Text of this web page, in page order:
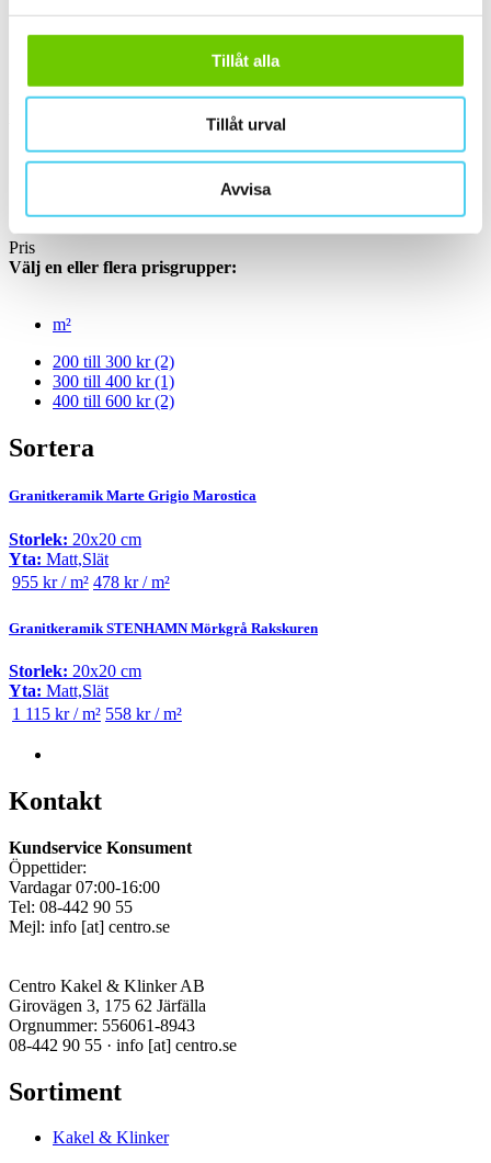
Tillåt alla
Tillåt urval
Avvisa
Välj önskad kant på plattan:
Rakskuren(1)
Pris
Välj en eller flera prisgrupper:
m²
200 till 300 kr(2)
300 till 400 kr(1)
400 till 600 kr(2)
Sortera
Granitkeramik Marte Grigio Marostica
Storlek: 20x20 cm
Yta: Matt,Slät
955 kr / m² 478 kr / m²
Granitkeramik STENHAMN Mörkgrå Rakskuren
Storlek: 20x20 cm
Yta: Matt,Slät
1 115 kr / m² 558 kr / m²
Kontakt
Kundservice Konsument
Öppettider:
Vardagar 07:00-16:00
Tel: 08-442 90 55
Mejl: info [at] centro.se
Centro Kakel & Klinker AB
Girovägen 3, 175 62 Järfälla
Orgnummer: 556061-8943
08-442 90 55 · info [at] centro.se
Sortiment
Kakel & Klinker